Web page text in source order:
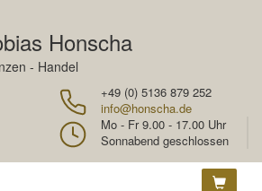
Honscha
- Handel
+49 (0) 5136 879 252
info@honscha.de
Mo - Fr 9.00 - 17.00 Uhr
Sonnabend geschlossen